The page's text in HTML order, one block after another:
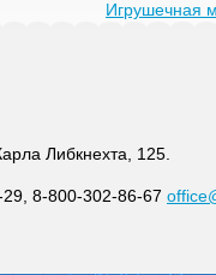
Игрушечная
Либкнехта, 125.
8-800-302-86-67